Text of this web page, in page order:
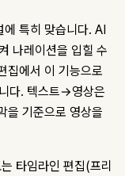
특히 맞습니다. AI
나레이션을 입힐 수
집에서 이 기능으로
다. 텍스트→영상은
을 기준으로 영상을
타임라인 편집(프리